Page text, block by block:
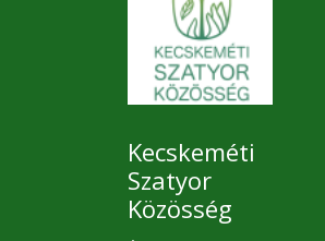
Kecskeméti
Szatyor
Közösség